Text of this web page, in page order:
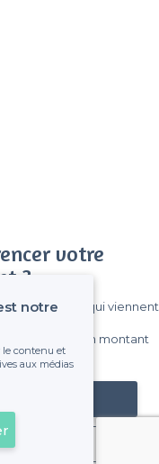
votre
?
de visiteurs qui viennent
vous payez un montant
la facture.
notre
le contenu et
aux médias